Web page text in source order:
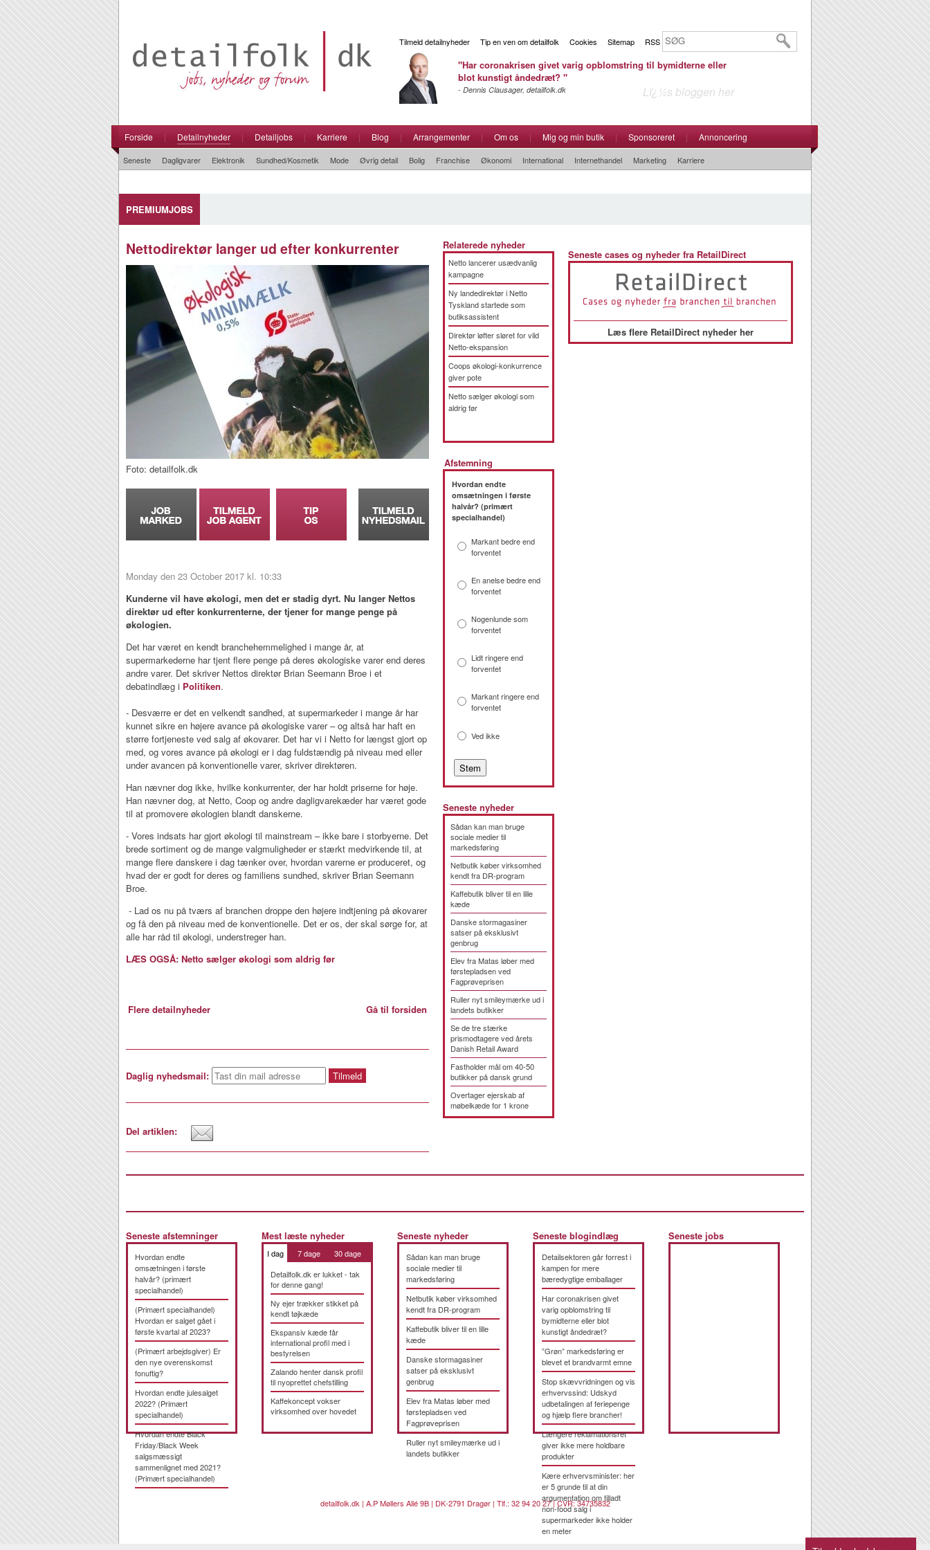
Tilmeld detailnyheder Tip en ven om detailfolk Cookies Sitemap RSS
"Har coronakrisen givet varig opblomstring til bymidterne eller
blot kunstigt åndedræt? "
- Dennis Clausager, detailfolk.dk Lï¿½s bloggen her
Forside | Detailnyheder | Detailjobs | Karriere | Blog | Arrangementer | Om os | Mig og min butik | Sponsoreret | Annoncering
Seneste Dagligvarer Elektronik Sundhed/Kosmetik Mode Øvrig detail Bolig Franchise Økonomi International Internethandel Marketing Karriere
PREMIUMJOBS
Nettodirektør langer ud efter konkurrenter
Foto: detailfolk.dk
Monday den 23 October 2017 kl. 10:33
Kunderne vil have økologi, men det er stadig dyrt. Nu langer Nettos
direktør ud efter konkurrenterne, der tjener for mange penge på
økologien.
Det har været en kendt branchehemmelighed i mange år, at
supermarkederne har tjent flere penge på deres økologiske varer end deres
andre varer. Det skriver Nettos direktør Brian Seemann Broe i et
debatindlæg i Politiken.
- Desværre er det en velkendt sandhed, at supermarkeder i mange år har
kunnet sikre en højere avance på økologiske varer – og altså har haft en
større fortjeneste ved salg af økovarer. Det har vi i Netto for længst gjort op
med, og vores avance på økologi er i dag fuldstændig på niveau med eller
under avancen på konventionelle varer, skriver direktøren.
Han nævner dog ikke, hvilke konkurrenter, der har holdt priserne for høje.
Han nævner dog, at Netto, Coop og andre dagligvarekæder har været gode
til at promovere økologien blandt danskerne.
- Vores indsats har gjort økologi til mainstream – ikke bare i storbyerne. Det
brede sortiment og de mange valgmuligheder er stærkt medvirkende til, at
mange flere danskere i dag tænker over, hvordan varerne er produceret, og
hvad der er godt for deres og familiens sundhed, skriver Brian Seemann
Broe.
- Lad os nu på tværs af branchen droppe den højere indtjening på økovarer
og få den på niveau med de konventionelle. Det er os, der skal sørge for, at
alle har råd til økologi, understreger han.
LÆS OGSÅ: Netto sælger økologi som aldrig før
Flere detailnyheder Gå til forsiden
Daglig nyhedsmail:
Del artiklen:
Relaterede nyheder
Netto lancerer usædvanlig
kampagne
Ny landedirektør i Netto
Tyskland startede som
butiksassistent
Direktør løfter sløret for vild
Netto-ekspansion
Coops økologi-konkurrence
giver pote
Netto sælger økologi som
aldrig før
Afstemning
Hvordan endte
omsætningen i første
halvår? (primært
specialhandel)
Markant bedre end
forventet
En anelse bedre end
forventet
Nogenlunde som
forventet
Lidt ringere end
forventet
Markant ringere end
forventet
Ved ikke
Seneste nyheder
Sådan kan man bruge
sociale medier til
markedsføring
Netbutik køber virksomhed
kendt fra DR-program
Kaffebutik bliver til en lille
kæde
Danske stormagasiner
satser på eksklusivt
genbrug
Elev fra Matas løber med
førstepladsen ved
Fagprøveprisen
Ruller nyt smileymærke ud i
landets butikker
Se de tre stærke
prismodtagere ved årets
Danish Retail Award
Fastholder mål om 40-50
butikker på dansk grund
Overtager ejerskab af
møbelkæde for 1 krone
Seneste cases og nyheder fra RetailDirect
Læs flere RetailDirect nyheder her
Seneste afstemninger
Hvordan endte
omsætningen i første
halvår? (primært
specialhandel)
(Primært specialhandel)
Hvordan er salget gået i
første kvartal af 2023?
(Primært arbejdsgiver) Er
den nye overenskomst
fonuftig?
Hvordan endte julesalget
2022? (Primært
specialhandel)
Hvordan endte Black
Friday/Black Week
salgsmæssigt
sammenlignet med 2021?
(Primært specialhandel)
Mest læste nyheder
I dag 7 dage
30 dage
Detailfolk.dk er lukket - tak
for denne gang!
Ny ejer trækker stikket på
kendt tøjkæde
Ekspansiv kæde får
international profil med i
bestyrelsen
Zalando henter dansk profil
til nyoprettet chefstilling
Kaffekoncept vokser
virksomhed over hovedet
Seneste nyheder
Sådan kan man bruge
sociale medier til
markedsføring
Netbutik køber virksomhed
kendt fra DR-program
Kaffebutik bliver til en lille
kæde
Danske stormagasiner
satser på eksklusivt
genbrug
Elev fra Matas løber med
førstepladsen ved
Fagprøveprisen
Ruller nyt smileymærke ud i
landets butikker
Seneste blogindlæg
Detailsektoren går forrest i
kampen for mere
bæredygtige emballager
Har coronakrisen givet
varig opblomstring til
bymidterne eller blot
kunstigt åndedræt?
”Grøn” markedsføring er
blevet et brandvarmt emne
Stop skævvridningen og vis
erhvervssind: Udskyd
udbetalingen af feriepenge
og hjælp flere brancher!
Længere reklamationsret
giver ikke mere holdbare
produkter
Kære erhvervsminister: her
er 5 grunde til at din
argumentation om tilladt
non-food salg i
supermarkeder ikke holder
en meter
Seneste jobs
detailfolk.dk | A.P Møllers Allé 9B | DK-2791 Dragør | Tlf.: 32 94 20 27 | CVR: 34735832